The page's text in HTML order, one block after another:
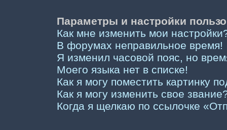
Параметры и настройки
Как мне изменить мои
В форумах неправильное время!
Я изменил часовой пояс, но
Моего языка нет в списке!
Как я могу поместить картинку
Как я могу изменить свое
Когда я щелкаю по ссылочке